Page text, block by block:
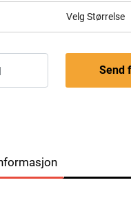
Velg Størrelse
Send